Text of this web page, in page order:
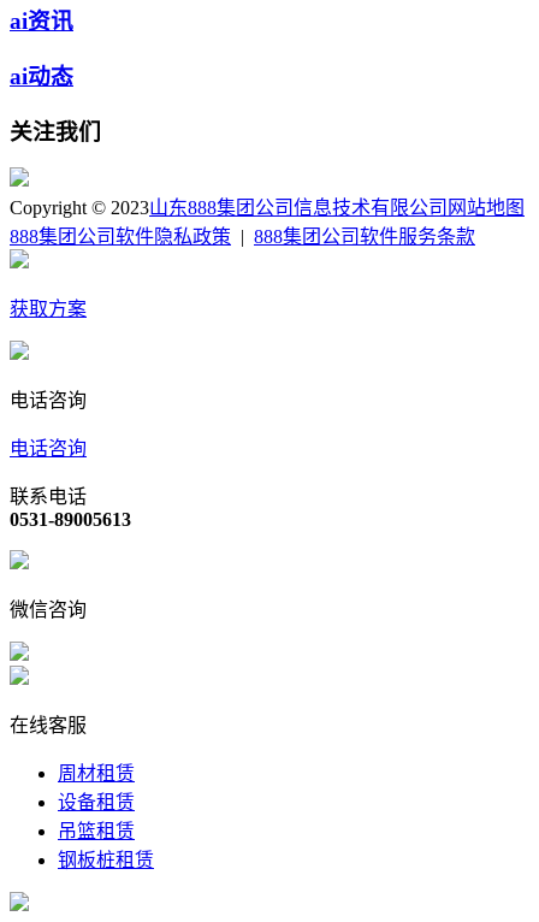
ai资讯
ai动态
关注我们
Copyright © 2023山东888集团公司信息技术有限公司 网站地图
888集团公司软件隐私政策
888集团公司软件服务条款
获取方案
电话咨询
电话咨询
联系电话
0531-89005613
微信咨询
在线客服
周材租赁
设备租赁
吊篮租赁
钢板桩租赁